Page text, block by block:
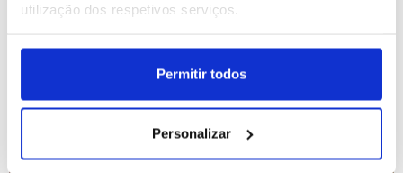
utilização dos respetivos serviços.
Permitir todos
Personalizar
Data: 17/07/2026 14:04
Wheels»
ID: 47476515
23 IMAGENS